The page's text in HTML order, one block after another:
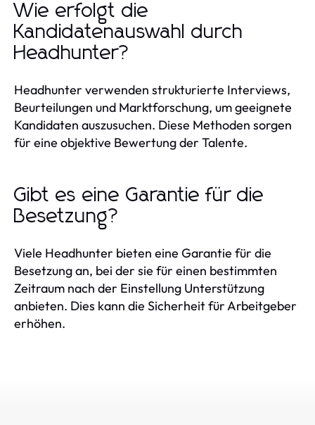
Wie erfolgt die
Kandidatenauswahl durch
Headhunter?
Headhunter verwenden strukturierte Interviews,
Beurteilungen und Marktforschung, um geeignete
Kandidaten auszusuchen. Diese Methoden sorgen
für eine objektive Bewertung der Talente.
Gibt es eine Garantie für die
Besetzung?
Viele Headhunter bieten eine Garantie für die
Besetzung an, bei der sie für einen bestimmten
Zeitraum nach der Einstellung Unterstützung
anbieten. Dies kann die Sicherheit für Arbeitgeber
erhöhen.